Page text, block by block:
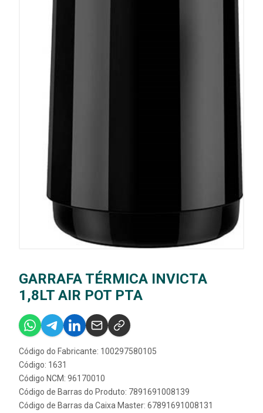
GARRAFA TÉRMICA INVICTA
1,8LT AIR POT PTA
Código do Fabricante: 100297580105
Código: 1631
Código NCM: 96170010
Código de Barras do Produto: 7891691008139
Código de Barras da Caixa Master: 67891691008131